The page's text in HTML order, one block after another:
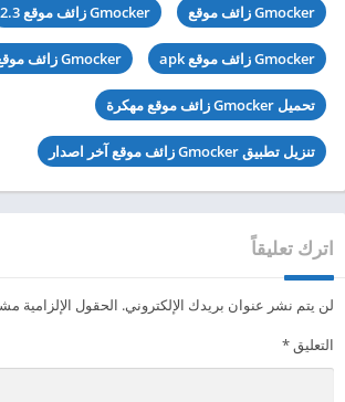
Gmocker زائف موقع Gmocker زائف موقع 2.3
Gmocker زائف موقع apk Gmocker زائف موقع Apk Mod
تحميل Gmocker زائف موقع مهكرة
تنزيل تطبيق Gmocker زائف موقع آخر اصدار
اترك تعليقاً
لن يتم نشر عنوان بريدك الإلكتروني. الحقول الإلزامية
التعليق*